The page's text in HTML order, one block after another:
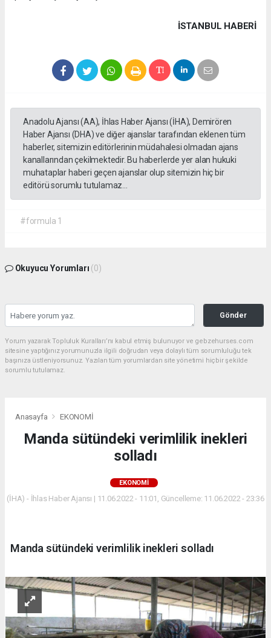
İSTANBUL HABERİ
Anadolu Ajansı (AA), İhlas Haber Ajansı (İHA), Demirören
Haber Ajansı (DHA) ve diğer ajanslar tarafından eklenen tüm
haberler, sitemizin editörlerinin müdahalesi olmadan ajans
kanallarından çekilmektedir. Bu haberlerde yer alan hukuki
muhataplar haberi geçen ajanslar olup sitemizin hiç bir
editörü sorumlu tutulamaz...
#formula 1
Okuyucu Yorumları (0)
Gönder
Yorum yazarak Topluluk Kuralları’nı kabul etmiş bulunuyor ve gebzehurses.com
sitesine yaptığınız yorumunuzla ilgili doğrudan veya dolaylı tüm sorumluluğu tek
başınıza üstleniyorsunuz. Yazılan tüm yorumlardan site yönetimi hiçbir şekilde
sorumlu tutulamaz.
Anasayfa EKONOMİ
Manda sütündeki verimlilik inekleri
solladı
EKONOMİ
(İHA) - İhlas Haber Ajansı | 11.06.2022 - 11:01, Güncelleme: 11.06.2022 - 23:36
Manda sütündeki verimlilik inekleri solladı